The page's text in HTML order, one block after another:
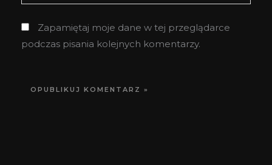
Zapamiętaj moje dane w tej przeglądarce
podczas pisania kolejnych komentarzy.